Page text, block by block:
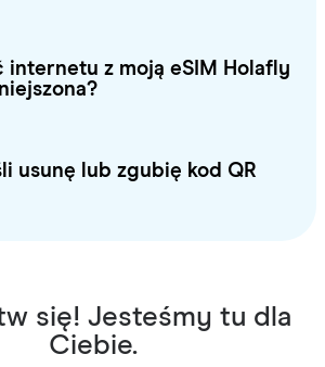
internetu z moją eSIM Holafly
usunę lub zgubię kod QR
się! Jesteśmy tu dla
Ciebie.